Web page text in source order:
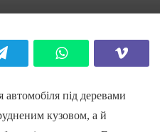
під деревами
кузовом, а й